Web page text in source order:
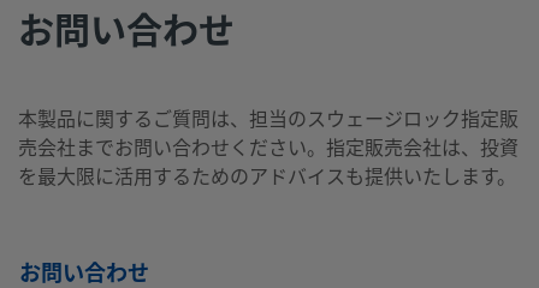
2507-400-
Stainless
Steel
チ
手
チ
3-SG2
お問い合わせ
本製品に関するご質問は、担当のスウェージロック指定販
売会社までお問い合わせください。指定販売会社は、投資
を最大限に活用するためのアドバイスも提供いたします。
お問い合わせ